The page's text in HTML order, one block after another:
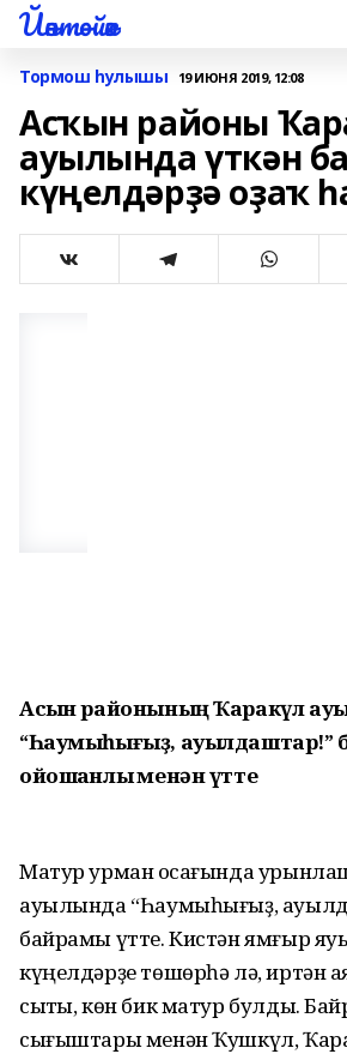
Йәнтөйәк
Тормош һулышы 19 ИЮНЯ 2019, 12:08
Асҡын районы
ауылында үткән
күңелдәрҙә оҙаҡ
Асҡын районының Ҡаракүл
“Һаумыһығыҙ, ауылдаштар!”
ойошҡанлыҡ менән үтте
Матур урман ҡосағында
ауылында “Һаумыһығыҙ,
байрамы үтте. Кистән ямғыр
күңелдәрҙе төшөрһә лә, иртән
сыҡты, көн бик матур булды.
сығыштары менән Ҡушкүл,